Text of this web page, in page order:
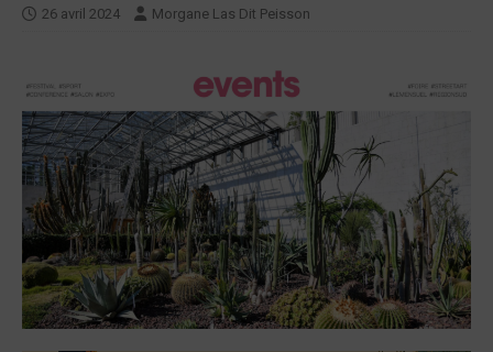
26 avril 2024 Morgane Las Dit Peisson